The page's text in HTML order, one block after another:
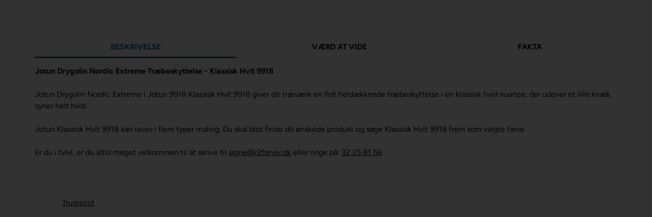
BESKRIVELSE VÆRD AT VIDE FAKTA
Jotun Drygolin Nordic Extreme Træbeskyttelse - Klassisk Hvit 9918
Jotun Drygolin Nordic Extreme i Jotun 9918 Klassisk Hvit 9918 giver dit træværk en flot heldækkende træbeskyttelse i en klassisk hvid nuance, der udover et lille knæk,
syner helt hvid.
Jotun Klassisk Hvit 9918 kan laves i flere typer maling. Du skal blot finde dit ønskede produkt og søge Klassisk Hvit 9918 frem som valgte farve.
Er du i tvivl, er du altid meget velkommen til at skrive til signe@r2farver.dk eller ringe på: 32 25 81 56.
Trustpilot